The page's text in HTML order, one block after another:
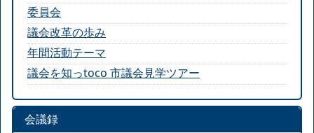
委員会
議会改革の歩み
年間活動テーマ
議会を知っtoco 市議会見学ツアー
会議録